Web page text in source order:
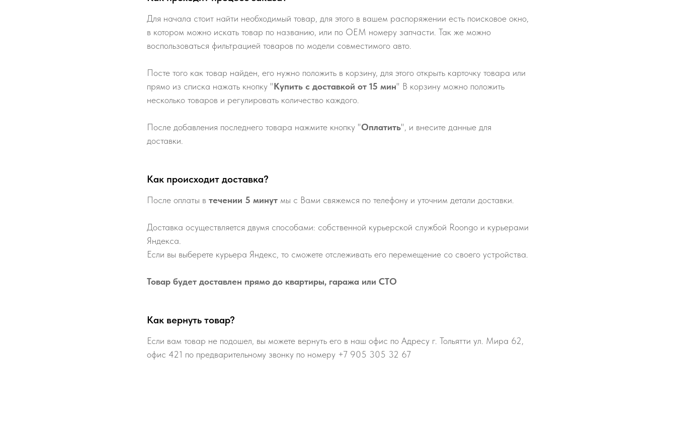
Для начала стоит найти необходимый товар, для этого в вашем распоряжении есть поисковое окно,
в котором можно искать товар по названию, или по ОЕМ номеру запчасти. Так же можно
воспользоваться фильтрацией товаров по модели совместимого авто.
Посте того как товар найден, его нужно положить в корзину, для этого открыть карточку товара или
прямо из списка нажать кнопку "Купить с доставкой от 15 мин" В корзину можно положить
несколько товаров и регулировать количество каждого.
После добавления последнего товара нажмите кнопку "Оплатить", и внесите данные для
доставки.
Как происходит доставка?
После оплаты в течении 5 минут мы с Вами свяжемся по телефону и уточним детали доставки.
Доставка осуществляется двумя способами: собственной курьерской службой Roongo и курьерами
Яндекса.
Если вы выберете курьера Яндекс, то сможете отслеживать его перемещение со своего устройства.
Товар будет доставлен прямо до квартиры, гаража или СТО
Как вернуть товар?
Если вам товар не подошел, вы можете вернуть его в наш офис по Адресу г. Тольятти ул. Мира 62,
офис 421 по предварительному звонку по номеру +7 905 305 32 67